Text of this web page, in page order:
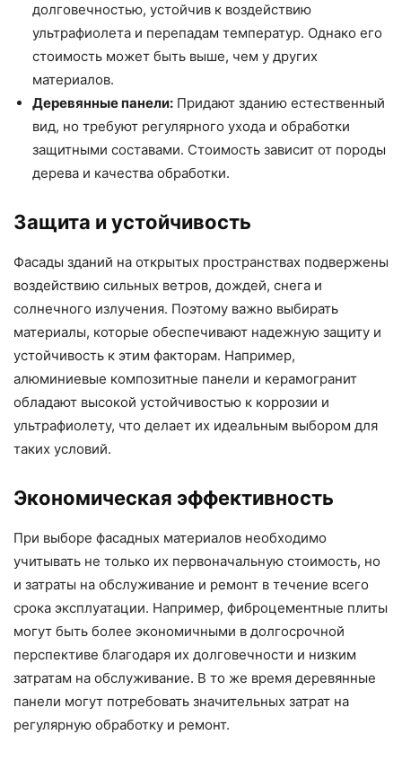
долговечностью, устойчив к воздействию
ультрафиолета и перепадам температур. Однако его
стоимость может быть выше, чем у других
материалов.
Деревянные панели: Придают зданию естественный
вид, но требуют регулярного ухода и обработки
защитными составами. Стоимость зависит от породы
дерева и качества обработки.
Защита и устойчивость
Фасады зданий на открытых пространствах подвержены
воздействию сильных ветров, дождей, снега и
солнечного излучения. Поэтому важно выбирать
материалы, которые обеспечивают надежную защиту и
устойчивость к этим факторам. Например,
алюминиевые композитные панели и керамогранит
обладают высокой устойчивостью к коррозии и
ультрафиолету, что делает их идеальным выбором для
таких условий.
Экономическая эффективность
При выборе фасадных материалов необходимо
учитывать не только их первоначальную стоимость, но
и затраты на обслуживание и ремонт в течение всего
срока эксплуатации. Например, фиброцементные плиты
могут быть более экономичными в долгосрочной
перспективе благодаря их долговечности и низким
затратам на обслуживание. В то же время деревянные
панели могут потребовать значительных затрат на
регулярную обработку и ремонт.